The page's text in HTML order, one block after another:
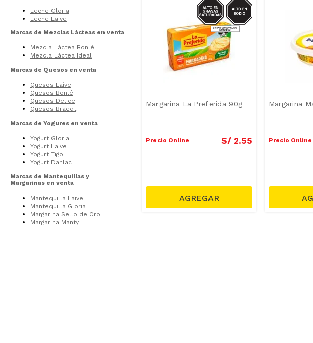
Leche Gloria
Leche Laive
Marcas de Mezclas Lácteas en venta
Mezcla Láctea Bonlé
Mezcla Láctea Ideal
Marcas de Quesos en venta
Quesos Laive
Quesos Bonlé
Quesos Delice
Quesos Braedt
Marcas de Yogures en venta
Yogurt Gloria
Yogurt Laive
Yogurt Tigo
Yogurt Danlac
Marcas de Mantequillas y
Margarinas en venta
Mantequilla Laive
Mantequilla Gloria
Margarina Sello de Oro
Margarina Manty
SAT
Margarina La Preferida 90g
Precio Online S/ 2.55
Margarina
Precio Online